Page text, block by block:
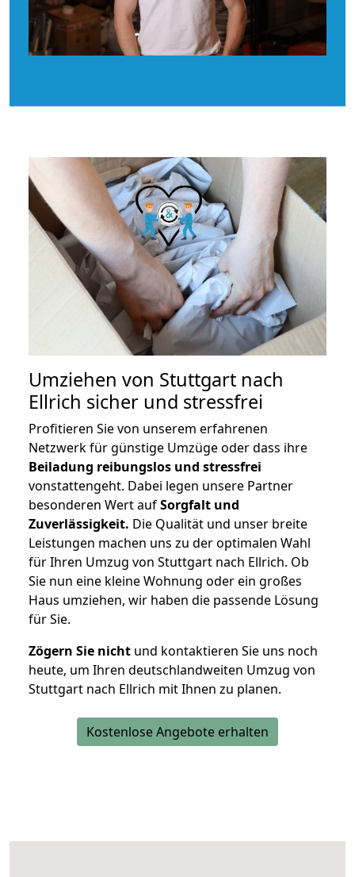
Umziehen von Stuttgart nach
Ellrich sicher und stressfrei
Profitieren Sie von unserem erfahrenen
Netzwerk für günstige Umzüge oder dass ihre
Beiladung reibungslos und stressfrei
vonstattengeht. Dabei legen unsere Partner
besonderen Wert aufSorgfalt und
Zuverlässigkeit. Die Qualität und unser breite
Leistungen machen uns zu der optimalen Wahl
für Ihren Umzug von Stuttgart nach Ellrich. Ob
Sie nun eine kleine Wohnung oder ein großes
Haus umziehen, wir haben die passende Lösung
für Sie.
Zögern Sie nicht und kontaktieren Sie uns noch
heute, um Ihren deutschlandweiten Umzug von
Stuttgart nach Ellrich mit Ihnen zu planen.
Kostenlose Angebote erhalten